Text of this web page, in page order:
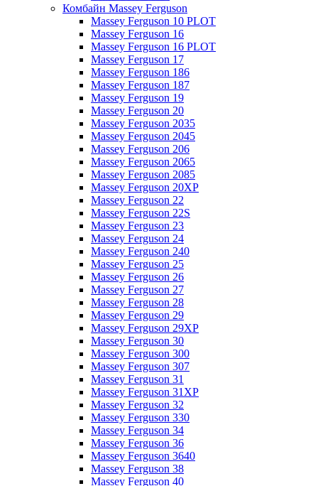
Комбайн Massey Ferguson
Massey Ferguson 10 PLOT
Massey Ferguson 16
Massey Ferguson 16 PLOT
Massey Ferguson 17
Massey Ferguson 186
Massey Ferguson 187
Massey Ferguson 19
Massey Ferguson 20
Massey Ferguson 2035
Massey Ferguson 2045
Massey Ferguson 206
Massey Ferguson 2065
Massey Ferguson 2085
Massey Ferguson 20XP
Massey Ferguson 22
Massey Ferguson 22S
Massey Ferguson 23
Massey Ferguson 24
Massey Ferguson 240
Massey Ferguson 25
Massey Ferguson 26
Massey Ferguson 27
Massey Ferguson 28
Massey Ferguson 29
Massey Ferguson 29XP
Massey Ferguson 30
Massey Ferguson 300
Massey Ferguson 307
Massey Ferguson 31
Massey Ferguson 31XP
Massey Ferguson 32
Massey Ferguson 330
Massey Ferguson 34
Massey Ferguson 36
Massey Ferguson 3640
Massey Ferguson 38
Massey Ferguson 40